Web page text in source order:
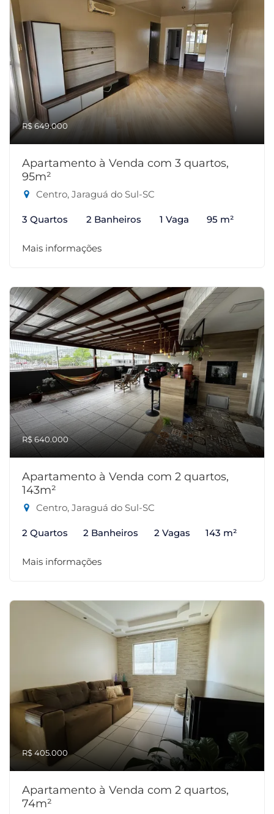
R$ 649.000
Apartamento à Venda com 3 quartos,
95m²
Centro, Jaraguá do Sul-SC
3 Quartos 2 Banheiros 1 Vaga 95 m²
Mais informações
R$ 640.000
Apartamento à Venda com 2 quartos,
143m²
Centro, Jaraguá do Sul-SC
2 Quartos 2 Banheiros 2 Vagas 143 m²
Mais informações
R$ 405.000
Apartamento à Venda com 2 quartos,
74m²